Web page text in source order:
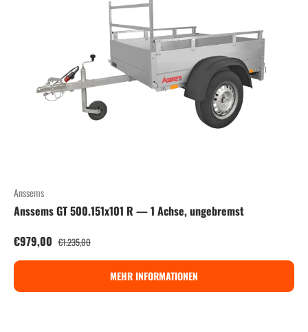
Anssems
Anssems GT 500.151x101 R — 1 Achse, ungebremst
Verkaufspreis
€979,00 Normaler Preis
€1.235,00
MEHR INFORMATIONEN